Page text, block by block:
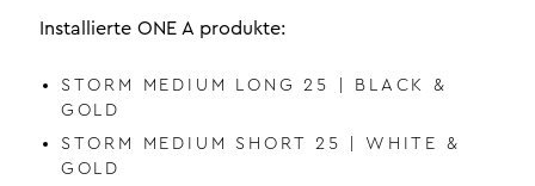
unser team
Installierte ONE A produkte:
STORM MEDIUM LONG 25 | BLACK &
GOLD
STORM MEDIUM SHORT 25 | WHITE &
GOLD